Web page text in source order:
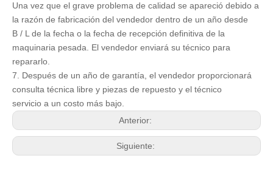
Una vez que el grave problema de calidad se apareció debido a
la razón de fabricación del vendedor dentro de un año desde
B / L de la fecha o la fecha de recepción definitiva de la
maquinaria pesada. El vendedor enviará su técnico para
repararlo.
7. Después de un año de garantía, el vendedor proporcionará
consulta técnica libre y piezas de repuesto y el técnico
servicio a un costo más bajo.
Anterior:
Siguiente: